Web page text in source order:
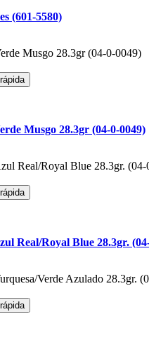
(601-5580)
Musgo 28.3gr (04-0-0049)
Real/Royal Blue 28.3gr.